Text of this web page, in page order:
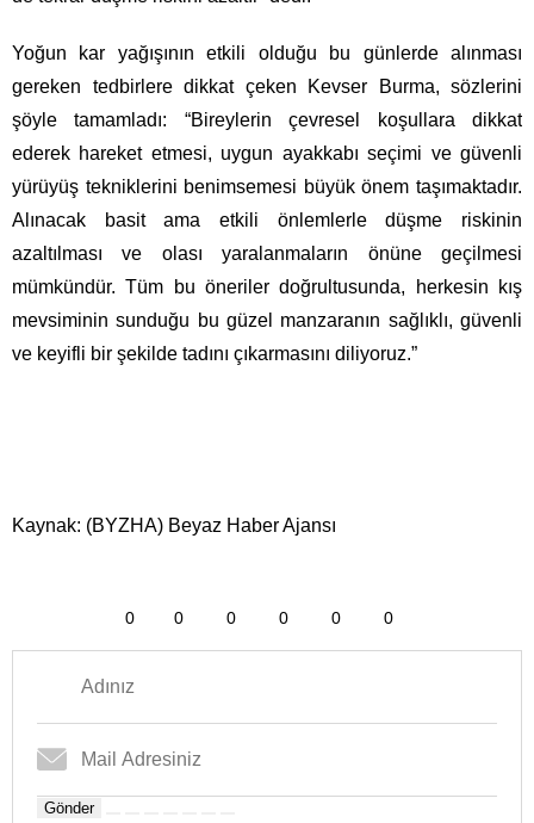
Yoğun kar yağışının etkili olduğu bu günlerde alınması
gereken tedbirlere dikkat çeken Kevser Burma, sözlerini
şöyle tamamladı: “Bireylerin çevresel koşullara dikkat
ederek hareket etmesi, uygun ayakkabı seçimi ve güvenli
yürüyüş tekniklerini benimsemesi büyük önem taşımaktadır.
Alınacak basit ama etkili önlemlerle düşme riskinin
azaltılması ve olası yaralanmaların önüne geçilmesi
mümkündür. Tüm bu öneriler doğrultusunda, herkesin kış
mevsiminin sunduğu bu güzel manzaranın sağlıklı, güvenli
ve keyifli bir şekilde tadını çıkarmasını diliyoruz.”
Kaynak: (BYZHA) Beyaz Haber Ajansı
0 0 0 0 0 0
Gönder